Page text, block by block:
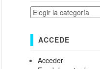
Categorías
ACCEDE
Acceder